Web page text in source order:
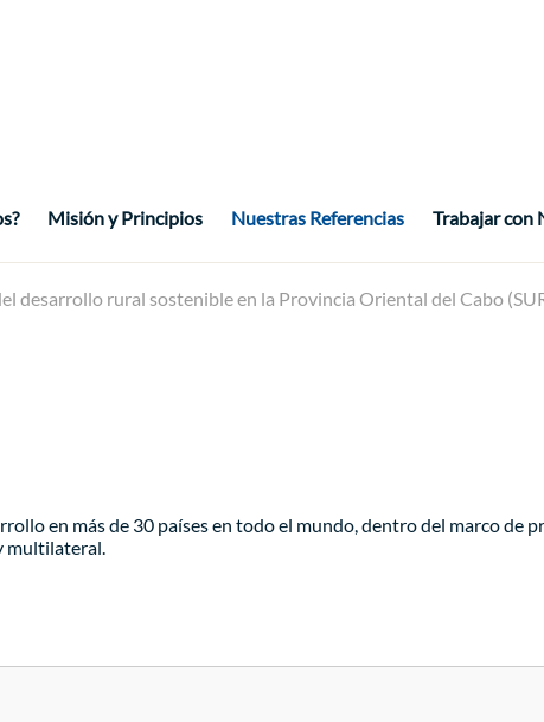
Misión y Principios Nuestras Referencias Trabajar con
desarrollo rural sostenible en la Provincia Oriental del Cabo
en más de 30 países en todo el mundo, dentro del marco de
multilateral.